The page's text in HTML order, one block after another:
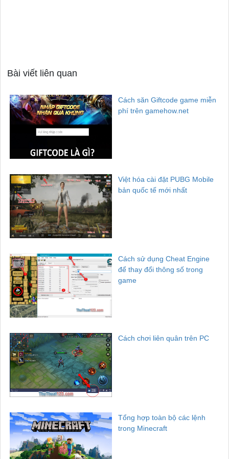
Bài viết liên quan
Cách săn Giftcode game miễn
phí trên gamehow.net
Việt hóa cài đặt PUBG Mobile
bản quốc tế mới nhất
Cách sử dụng Cheat Engine
để thay đổi thông số trong
game
Cách chơi liên quân trên PC
Tổng hợp toàn bộ các lệnh
trong Minecraft